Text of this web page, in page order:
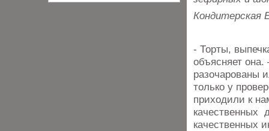
Кондитерская
- Торты,
объясняет
разочарованы
только у
приходили к
качественных
качественных